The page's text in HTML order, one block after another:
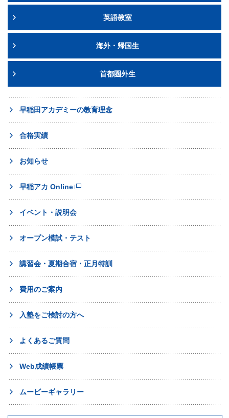
ご不明な点がございましたら、塾生は
へ、早稲田アカデミーにお通いでない方はカスタマー
センター
0120-97-3737（海外にお住まいの方は早
稲田アカデミー国際部
03-5954-1161
い合わせください。
国内：お申し込み受付は終了致しました。
英語教室
海外・帰国生
首都圏外生
早稲田アカデミーの教育理念
合格実績
お知らせ
早稲アカ Online
イベント・説明会
オープン模試・テスト
講習会・夏期合宿・正月特訓
費用のご案内
入塾をご検討の方へ
よくあるご質問
Web成績帳票
ムービーギャラリー